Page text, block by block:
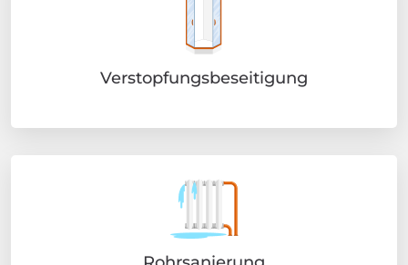
Verstopfungsbeseitigung